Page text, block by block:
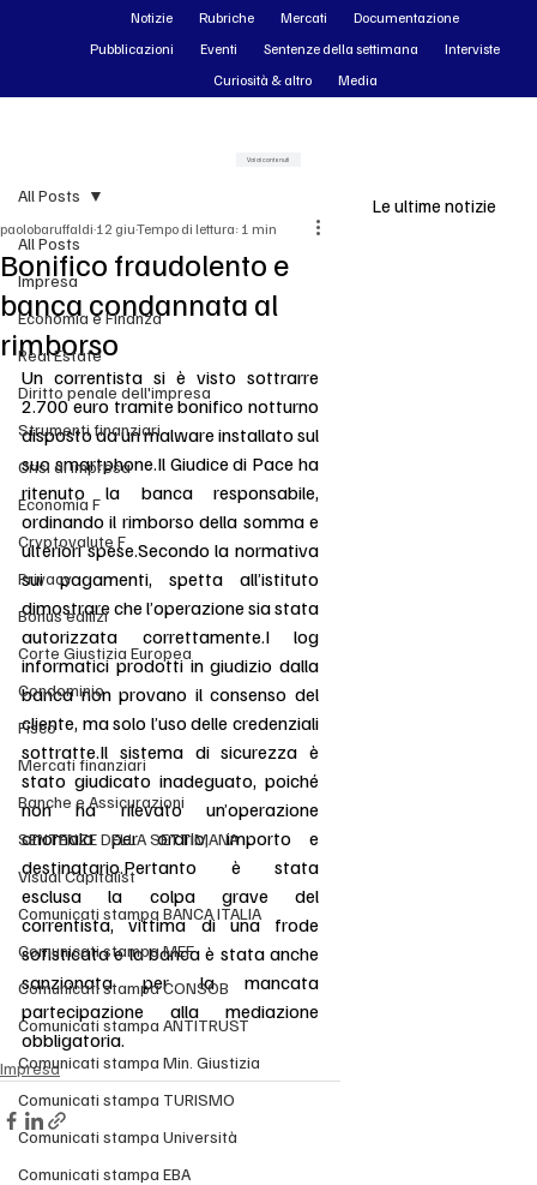
All Posts
Impresa
Economia e Finanza
Real Estate
Diritto penale dell'impresa
Strumenti finanziari
Crisi di impresa
Economia F
Cryptovalute F
Privacy
Bonus edilizi
Corte Giustizia Europea
Condominio
Fisco
Mercati finanziari
Banche e Assicurazioni
SENTENZE DELLA SETTIMANA
Visual Capitalist
Comunicati stampa BANCA ITALIA
Comunicati stampa MEF
Comunicati stampa CONSOB
Comunicati stampa ANTITRUST
Comunicati stampa Min. Giustizia
Comunicati stampa TURISMO
Comunicati stampa Università
Comunicati stampa EBA
All Posts
Bonifico fraudolento e
banca condannata al
rimborso
paolobaruffaldi 12 giuTempo di lettura: 1 min
Un correntista si è visto sottrarre
2.700 euro tramite bonifico notturno
disposto da un malware installato sul
suo smartphone.Il Giudice di Pace ha
ritenuto la banca responsabile,
ordinando il rimborso della somma e
ulteriori spese.Secondo la normativa
sui pagamenti, spetta all’istituto
dimostrare che l’operazione sia stata
autorizzata correttamente.I log
informatici prodotti in giudizio dalla
banca non provano il consenso del
sottratte.Il sistema di sicurezza è
stato giudicato inadeguato, poiché
non ha rilevato un’operazione
anomala per orario, importo e
destinatario.Pertanto è stata
esclusa la colpa grave del
correntista, vittima di una frode
sofisticata e la banca è stata anche
sanzionata per la mancata
partecipazione alla mediazione
obbligatoria.
Impresa
Le ultime notizie
Notizie Rubriche Mercati
Documentazione
Pubblicazioni
Eventi Sentenze della settimana
Interviste
Curiosità & altro
Media
Vai ai contenuti